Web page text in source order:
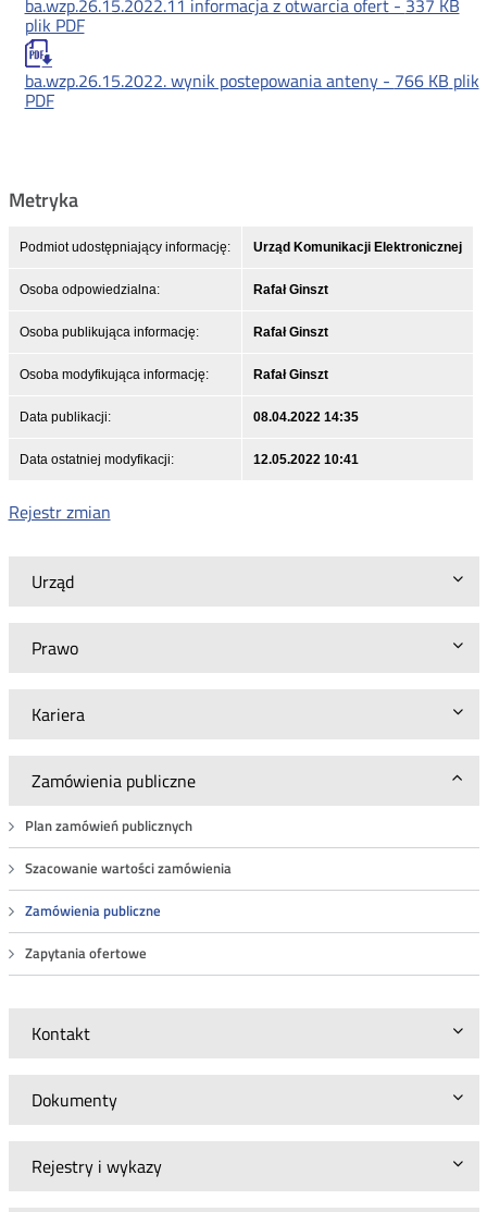
Urząd
Prawo
Kariera
Zamówienia publiczne
Plan zamówień publicznych
Szacowanie wartości zamówienia
Zamówienia publiczne
Zapytania ofertowe
Kontakt
Dokumenty
Rejestry i wykazy
ba.wzp.26.15.2022.11 informacja z otwarcia ofert - 337 KB
plik PDF
ba.wzp.26.15.2022. wynik postepowania anteny - 766 KB plik
PDF
Metryka
Podmiot udostępniający informację: Urząd Komunikacji Elektronicznej
Osoba odpowiedzialna: Rafał Ginszt
Osoba publikująca informację: Rafał Ginszt
Osoba modyfikująca informację: Rafał Ginszt
Data publikacji: 08.04.2022 14:35
Data ostatniej modyfikacji: 12.05.2022 10:41
Rejestr zmian